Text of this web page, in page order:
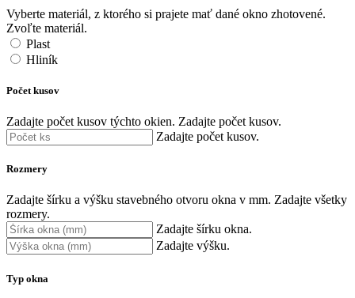
Vyberte materiál, z ktorého si prajete mať dané okno zhotovené.
Zvoľte materiál.
Plast
Hliník
Počet kusov
Zadajte počet kusov týchto okien. Zadajte počet kusov.
Zadajte počet kusov.
Rozmery
Zadajte šírku a výšku stavebného otvoru okna v mm. Zadajte všetky
rozmery.
Zadajte šírku okna.
Zadajte výšku.
Typ okna